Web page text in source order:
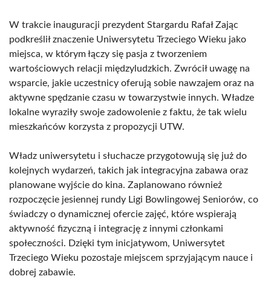
W trakcie inauguracji prezydent Stargardu Rafał Zając
podkreślił znaczenie Uniwersytetu Trzeciego Wieku jako
miejsca, w którym łączy się pasja z tworzeniem
wartościowych relacji międzyludzkich. Zwrócił uwagę na
wsparcie, jakie uczestnicy oferują sobie nawzajem oraz na
aktywne spędzanie czasu w towarzystwie innych. Władze
lokalne wyraziły swoje zadowolenie z faktu, że tak wielu
mieszkańców korzysta z propozycji UTW.
Władz uniwersytetu i słuchacze przygotowują się już do
kolejnych wydarzeń, takich jak integracyjna zabawa oraz
planowane wyjście do kina. Zaplanowano również
rozpoczęcie jesiennej rundy Ligi Bowlingowej Seniorów, co
świadczy o dynamicznej ofercie zajęć, które wspierają
aktywność fizyczną i integrację z innymi członkami
społeczności. Dzięki tym inicjatywom, Uniwersytet
Trzeciego Wieku pozostaje miejscem sprzyjającym nauce i
dobrej zabawie.